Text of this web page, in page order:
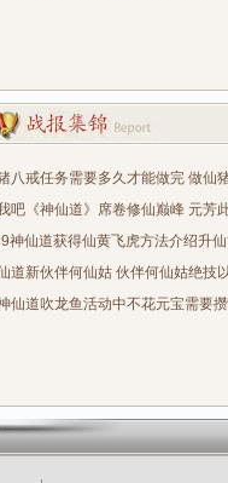
八戒任务需要多久才能做完 做仙
吧《神仙道》席卷修仙巅峰 元芳
神仙道获得仙黄飞虎方法介绍升
道新伙伴何仙姑 伙伴何仙姑绝技
仙道吹龙鱼活动中不花元宝需要